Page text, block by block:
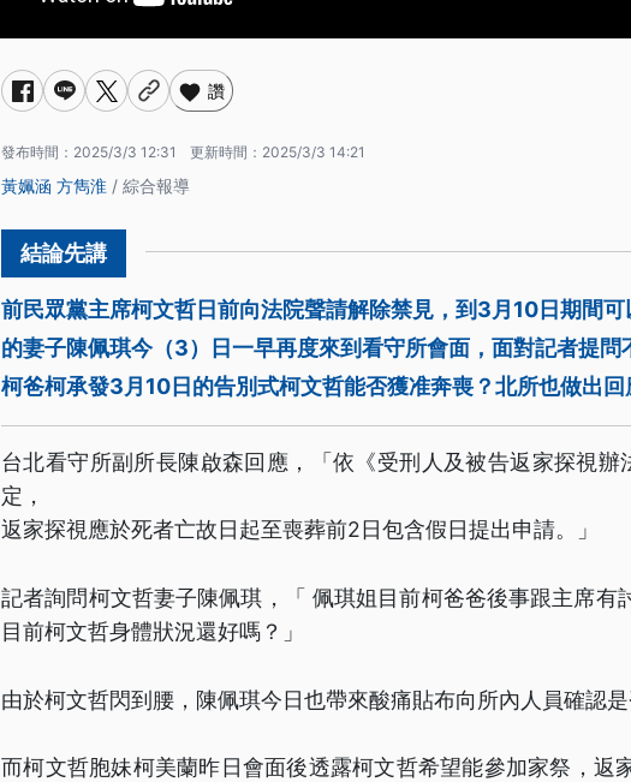
讚
發布時間： 2025/3/3 12:31 更新時間： 2025/3/3 14:21
黃姵涵 方雋淮 / 綜合報導
前民眾黨主席柯文哲日前向法院聲請解除禁見，到3月10日期間
的妻子陳佩琪今（3）日一早再度來到看守所會面，面對記者提問
柯爸柯承發3月10日的告別式柯文哲能否獲准奔喪？北所也做出回
台北看守所副所長陳啟森回應，「依《受刑人及被告返家探視辦
定，
返家探視應於死者亡故日起至喪葬前2日包含假日提出申請。」
記者詢問柯文哲妻子陳佩琪，「 佩琪姐目前柯爸爸後事跟主席有
目前柯文哲身體狀況還好嗎？」
由於柯文哲閃到腰，陳佩琪今日也帶來酸痛貼布向所內人員確認是
而柯文哲胞妹柯美蘭昨日會面後透露柯文哲希望能參加家祭，返